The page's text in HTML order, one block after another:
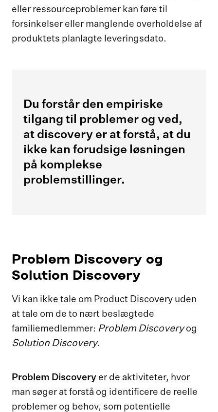
eller ressourceproblemer kan føre til
forsinkelser eller manglende overholdelse af
produktets planlagte leveringsdato.
Du forstår den empiriske
tilgang til problemer og ved,
at discovery er at forstå, at du
ikke kan forudsige løsningen
på komplekse
problemstillinger.
Problem Discovery og
Solution Discovery
Vi kan ikke tale om Product Discovery uden
at tale om de to nært beslægtede
familiemedlemmer: Problem Discoveryog
Solution Discovery.
Problem Discovery er de aktiviteter, hvor
man søger at forstå og identificere de reelle
problemer og behov, som potentielle